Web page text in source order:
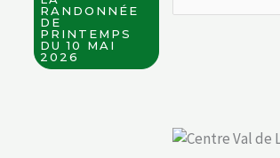
RANDONNÉE
DE
PRINTEMPS
DU 10 MAI
2026